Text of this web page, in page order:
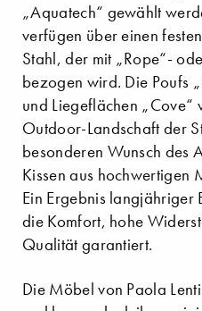
„Aquatech“ gewählt
verfügen über einen
Stahl, der mit „Rope“-
bezogen wird. Die Poufs
und Liegeflächen
Outdoor-Landschaft der
besonderen Wunsch des
Kissen aus hochwertigen
Ein Ergebnis langjähriger
die Komfort, hohe
Qualität garantiert.
Die Möbel von Paola